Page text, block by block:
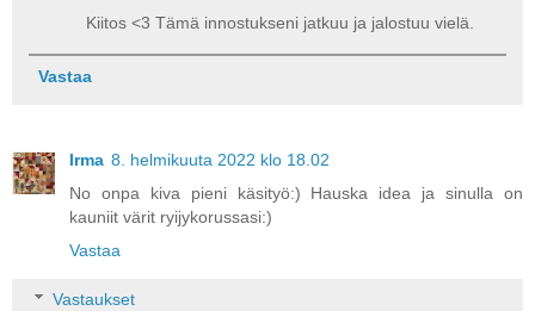
Kiitos <3 Tämä innostukseni jatkuu ja jalostuu vielä.
Vastaa
Irma 8. helmikuuta 2022 klo 18.02
No onpa kiva pieni käsityö:) Hauska idea ja sinulla on
kauniit värit ryijykorussasi:)
Vastaa
Vastaukset